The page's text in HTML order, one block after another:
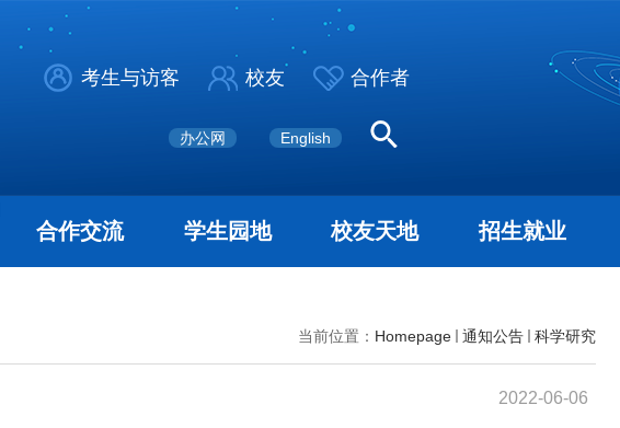
考生与访客 校友 合作者
办公网 English
合作交流 学生园地 校友天地 招生就业
当前位置： Homepage 通知公告 科学研究
2022-06-06